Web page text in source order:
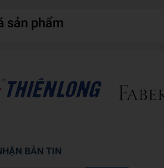
sản phẩm
BẢN TIN